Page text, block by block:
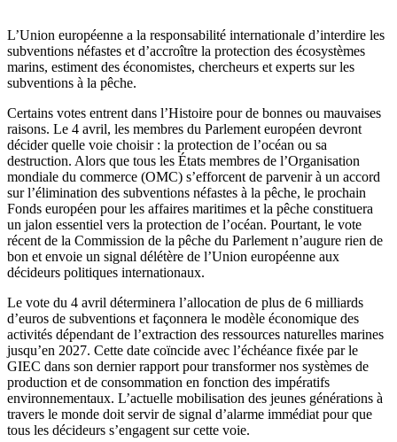
L’Union européenne a la responsabilité internationale d’interdire les
subventions néfastes et d’accroître la protection des écosystèmes
marins, estiment des économistes, chercheurs et experts sur les
subventions à la pêche.
Certains votes entrent dans l’Histoire pour de bonnes ou mauvaises
raisons. Le 4 avril, les membres du Parlement européen devront
décider quelle voie choisir : la protection de l’océan ou sa
destruction. Alors que tous les États membres de l’Organisation
mondiale du commerce (OMC) s’efforcent de parvenir à un accord
sur l’élimination des subventions néfastes à la pêche, le prochain
Fonds européen pour les affaires maritimes et la pêche constituera
un jalon essentiel vers la protection de l’océan. Pourtant, le vote
récent de la Commission de la pêche du Parlement n’augure rien de
bon et envoie un signal délétère de l’Union européenne aux
décideurs politiques internationaux.
Le vote du 4 avril déterminera l’allocation de plus de 6 milliards
d’euros de subventions et façonnera le modèle économique des
activités dépendant de l’extraction des ressources naturelles marines
jusqu’en 2027. Cette date coïncide avec l’échéance fixée par le
GIEC dans son dernier rapport pour transformer nos systèmes de
production et de consommation en fonction des impératifs
environnementaux. L’actuelle mobilisation des jeunes générations à
travers le monde doit servir de signal d’alarme immédiat pour que
tous les décideurs s’engagent sur cette voie.